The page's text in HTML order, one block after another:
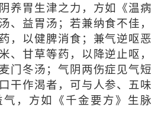
养胃生津之力，方如《温病
、益胃汤；若兼纳食不佳，
，以健脾消食；兼气逆呕恶
、甘草等药，以降逆止呕，
门冬汤；气阴两伤症见气短
干作渴者，可与人参、五味
，方如《千金要方》生脉